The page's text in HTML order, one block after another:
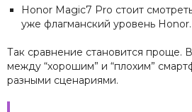
Honor Magic7 Pro стоит
уже флагманский уровень Honor.
Так сравнение становится проще.
между “хорошим” и “плохим”
разными сценариями.